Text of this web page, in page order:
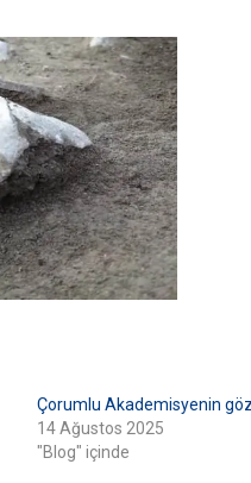
Çorumlu Akademisyenin
14 Ağustos 2025
"Blog" içinde